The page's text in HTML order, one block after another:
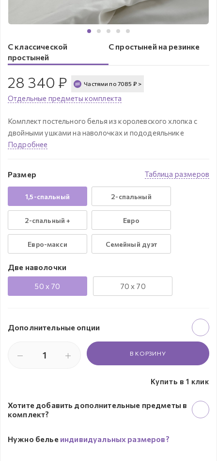
С классической
простыней
С простыней на резинке
28 340 ₽ Частями по 7085 ₽ >
Отдельные предметы комплекта
Комплект постельного белья из королевского хлопка с
двойными ушками на наволочках и пододеяльнике
Подробнее
Таблица размеров
Размер
1,5-спальный 2-спальный
2-спальный + Евро
Евро-макси Семейный дуэт
Две наволочки
50 x 70 70 x 70
Дополнительные опции
В КОРЗИНУ
Купить в 1 клик
Хотите добавить дополнительные предметы в
комплект?
Нужно белье индивидуальных размеров?